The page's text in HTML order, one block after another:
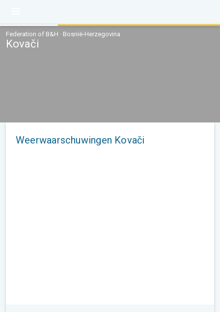
Federation of B&H · Bosnië-Herzegovina
Kovači
Weerwaarschuwingen Kovači